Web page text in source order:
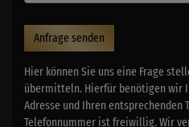
Anfrage senden
Hier können Sie uns eine Frage
übermitteln. Hierfür benötigen wir
Adresse und Ihren entsprechenden
Telefonnummer ist freiwillig. Wir